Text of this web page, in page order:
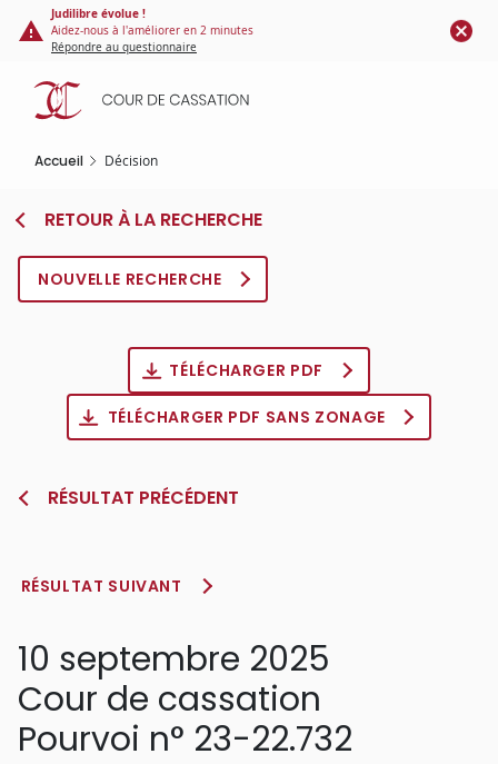
Panneau de gestion des cookies
contenu
principal
Judilibre évolue !
Aidez-nous à l'améliorer en 2 minutes
Répondre au questionnaire
Accueil Décision
RETOUR À LA RECHERCHE
NOUVELLE RECHERCHE
TÉLÉCHARGER PDF
TÉLÉCHARGER PDF SANS ZONAGE
RÉSULTAT PRÉCÉDENT
RÉSULTAT SUIVANT
10 septembre 2025
Cour de cassation
Pourvoi n° 23-22.732